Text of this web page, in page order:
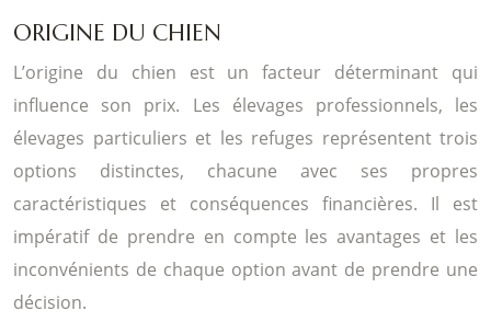
ORIGINE DU CHIEN
L’origine du chien est un facteur déterminant qui
influence son prix. Les élevages professionnels, les
élevages particuliers et les refuges représentent trois
options distinctes, chacune avec ses propres
caractéristiques et conséquences financières. Il est
impératif de prendre en compte les avantages et les
inconvénients de chaque option avant de prendre une
décision.